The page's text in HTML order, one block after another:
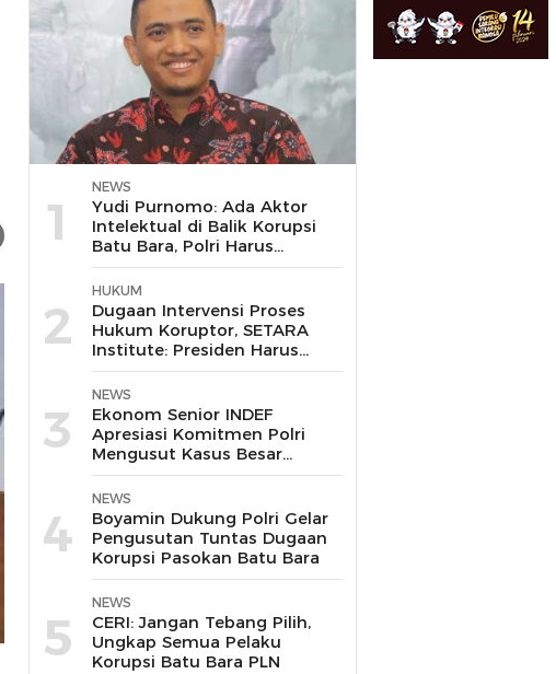
1
NEWS
Yudi Purnomo: Ada Aktor
Intelektual di Balik Korupsi
Batu Bara, Polri Harus
Bongkar
2
HUKUM
Dugaan Intervensi Proses
Hukum Koruptor, SETARA
Institute: Presiden Harus
Pastikan TNI Tak
Disalahgunakan
3
NEWS
Ekonom Senior INDEF
Apresiasi Komitmen Polri
Mengusut Kasus Besar
hingga Tuntas
4
NEWS
Boyamin Dukung Polri Gelar
Pengusutan Tuntas Dugaan
Korupsi Pasokan Batu Bara
5
NEWS
CERI: Jangan Tebang Pilih,
Ungkap Semua Pelaku
Korupsi Batu Bara PLN